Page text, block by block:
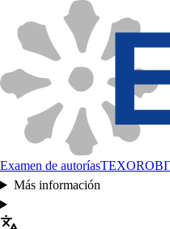
Examen de autoríasTEXORO
Más información